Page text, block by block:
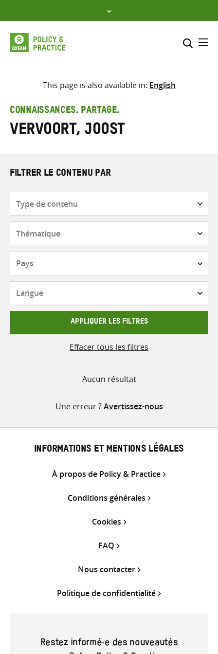
to
content
Sélectionner l’emplacement
Saisir
les
termes
This page is also available in: English
CONNAISSANCES. PARTAGE.
Vervoort, Joost
FILTRER LE CONTENU PAR
contenu
APPLIQUER LES FILTRES
Effacer tous les filtres
Aucun résultat
Une erreur ?Avertissez-nous
INFORMATIONS ET MENTIONS LÉGALES
À propos de Policy & Practice
Conditions générales
Cookies
FAQ
Nous contacter
Politique de confidentialité
Restez informé·e des nouveautés